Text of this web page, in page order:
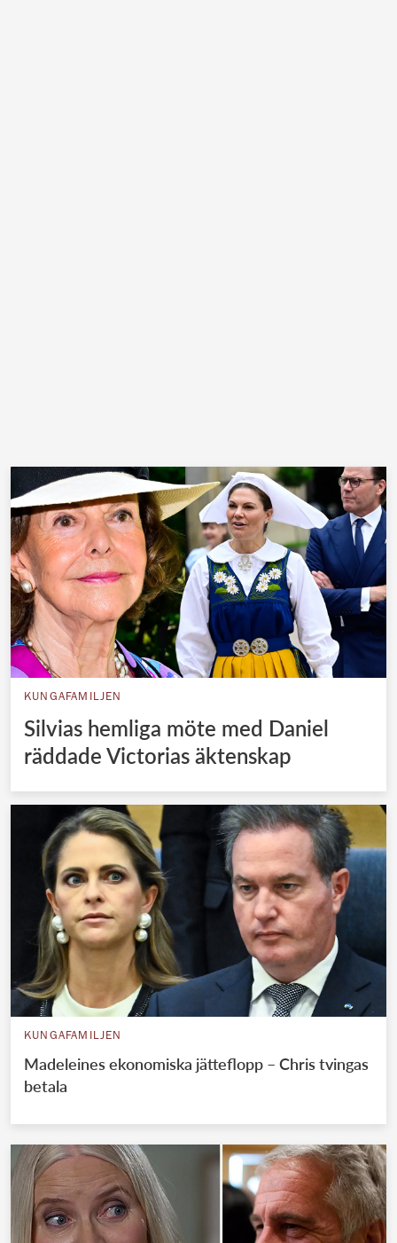
KUNGAFAMILJEN
Silvias hemliga möte med Daniel
räddade Victorias äktenskap
KUNGAFAMILJEN
Madeleines ekonomiska jätteflopp – Chris tvingas
betala